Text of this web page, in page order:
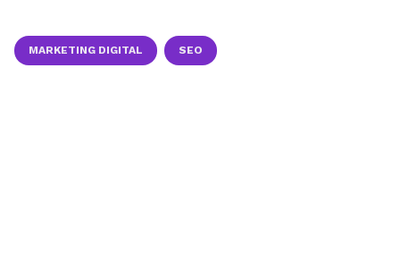
MARKETING DIGITAL SEO